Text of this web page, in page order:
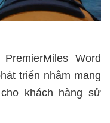
Word
triển nhằm mang
khách hàng sử